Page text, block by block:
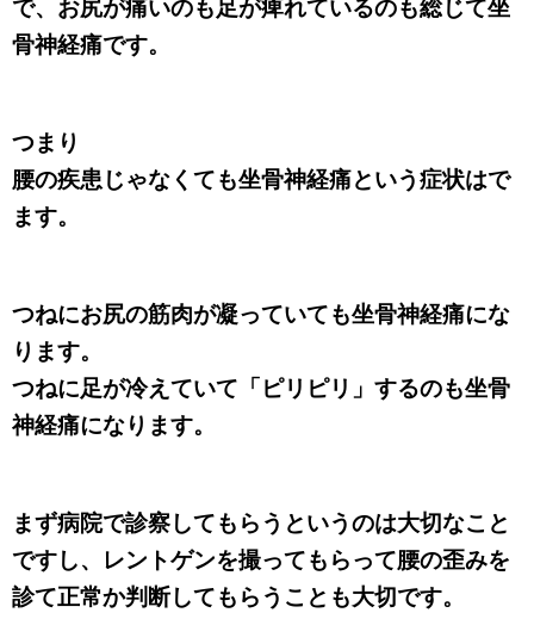
で、お尻が痛いのも足が痺れているのも総じて坐
骨神経痛です。
つまり
腰の疾患じゃなくても坐骨神経痛という症状はで
ます。
つねにお尻の筋肉が凝っていても坐骨神経痛にな
ります。
つねに足が冷えていて「ピリピリ」するのも坐骨
神経痛になります。
まず病院で診察してもらうというのは大切なこと
ですし、レントゲンを撮ってもらって腰の歪みを
診て正常か判断してもらうことも大切です。